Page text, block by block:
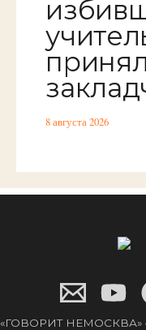
8 августа 2026
«ГОВОРИТ НЕМОСКВА» –